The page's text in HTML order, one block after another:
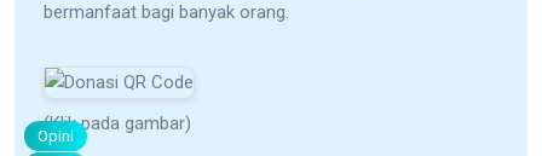
bermanfaat bagi banyak orang.
(Klik pada gambar)
Opini